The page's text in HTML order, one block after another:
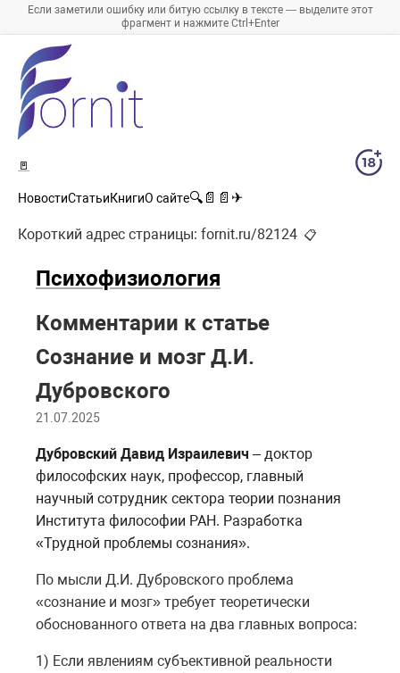
Если заметили ошибку или битую ссылку в тексте — выделите этот
фрагмент и нажмите Ctrl+Enter
🚪
НовостиСтатьиКнигиО сайте🔍 📄 📄 ✈
Короткий адрес страницы: fornit.ru/82124 📋
Психофизиология
Комментарии к статье
Сознание и мозг Д.И.
Дубровского
21.07.2025
Дубровский Давид Израилевич – доктор
философских наук, профессор, главный
научный сотрудник сектора теории познания
Института философии РАН. Разработка
«Трудной проблемы сознания».
По мысли Д.И. Дубровского проблема
«сознание и мозг» требует теоретически
обоснованного ответа на два главных вопроса:
1) Если явлениям субъективной реальности